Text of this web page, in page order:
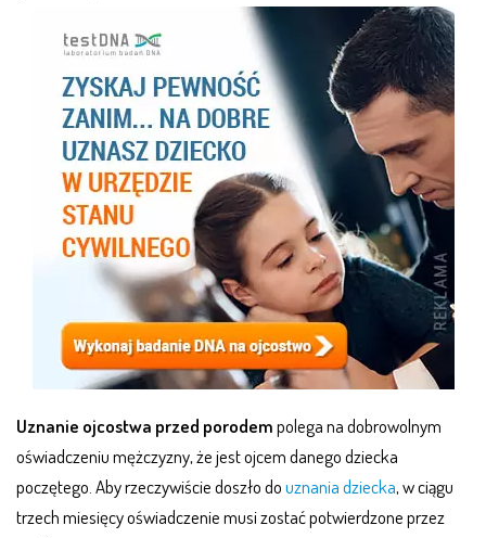
Uznanie ojcostwa przed porodempolega na dobrowolnym
oświadczeniu mężczyzny, że jest ojcem danego dziecka
poczętego. Aby rzeczywiście doszło douznania dziecka, w ciągu
trzech miesięcy oświadczenie musi zostać potwierdzone przez